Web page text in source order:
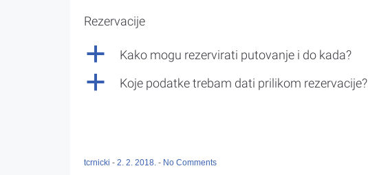
Rezervacije
a Kako mogu rezervirati putovanje i do kada?
a Koje podatke trebam dati prilikom rezervacije?
tcrnicki - 2. 2. 2018. - No Comments